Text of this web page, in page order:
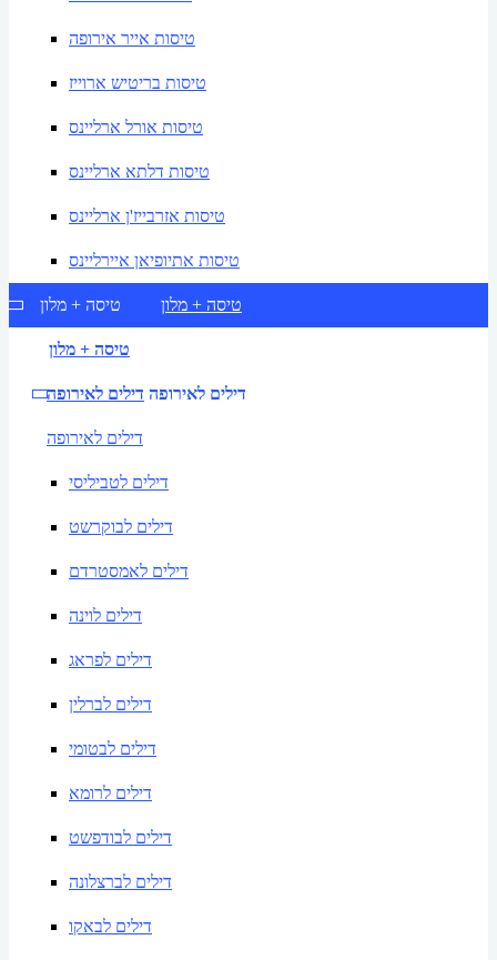
טיסות אייר אירופה
טיסות בריטיש ארוייז
טיסות אורל ארליינס
טיסות דלתא ארליינס
טיסות אזרבייז'ן ארליינס
טיסות אתיופיאן איירליינס
טיסה + מלון טיסה + מלון
טיסה + מלון
דילים לאירופה דילים לאירופה
דילים לאירופה
דילים לטביליסי
דילים לבוקרשט
דילים לאמסטרדם
דילים לוינה
דילים לפראג
דילים לברלין
דילים לבטומי
דילים לרומא
דילים לבודפשט
דילים לברצלונה
דילים לבאקו